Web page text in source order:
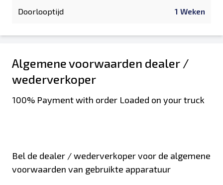
Doorlooptijd 1 Weken
Algemene voorwaarden dealer /
wederverkoper
100% Payment with order Loaded on your truck
Bel de dealer / wederverkoper voor de algemene
voorwaarden van gebruikte apparatuur